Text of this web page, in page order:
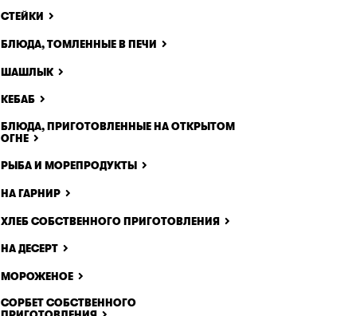
СТЕЙКИ
БЛЮДА, ТОМЛЕННЫЕ В ПЕЧИ
ШАШЛЫК
КЕБАБ
БЛЮДА, ПРИГОТОВЛЕННЫЕ НА ОТКРЫТОМ
ОГНЕ
РЫБА И МОРЕПРОДУКТЫ
НА ГАРНИР
ХЛЕБ СОБСТВЕННОГО ПРИГОТОВЛЕНИЯ
НА ДЕСЕРТ
МОРОЖЕНОЕ
СОРБЕТ СОБСТВЕННОГО